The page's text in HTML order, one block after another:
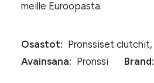
meille Euroopasta.
Osastot: Pronssiset clutchit,
Avainsana: Pronssi Brand: